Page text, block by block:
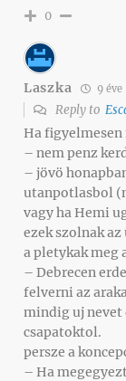
0
Laszka 9 éve
Reply to
Ha
– nem penz
– jövö
utanpotlasbol
vagy ha Hemi
ezek szolnak
a pletykak meg
– Debrecen
felverni az
mindig uj nevet
csapatoktol.
persze a
– Ha